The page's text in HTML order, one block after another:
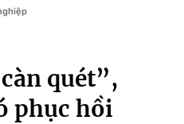
quét”,
phục hồi